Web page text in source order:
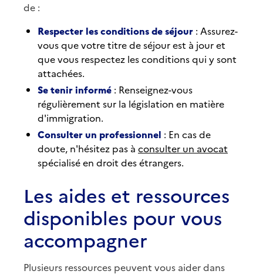
de :
Respecter les conditions de séjour : Assurez-
vous que votre titre de séjour est à jour et
que vous respectez les conditions qui y sont
attachées.
Se tenir informé : Renseignez-vous
régulièrement sur la législation en matière
d'immigration.
Consulter un professionnel : En cas de
doute, n'hésitez pas à consulter un avocat
spécialisé en droit des étrangers.
Les aides et ressources
disponibles pour vous
accompagner
Plusieurs ressources peuvent vous aider dans